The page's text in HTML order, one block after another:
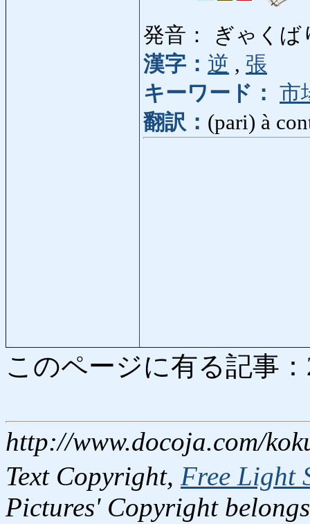
発音： ぎゃくば
漢字： 逆 , 張
キーワード： 市
翻訳： (pari) à
このページに有る記事
http://www.docoja.com/
Text Copyright, Free Light
Pictures' Copyright